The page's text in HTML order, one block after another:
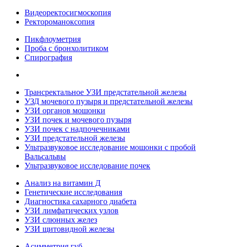
Видеоректосигмоскопия
Ректороманоксопия
Пикфлоуметрия
Проба с бронхолитиком
Спирография
Трансректальное УЗИ предстательной железы
УЗД мочевого пузыря и предстательной железы
УЗИ органов мошонки
УЗИ почек и мочевого пузыря
УЗИ почек с надпочечниками
УЗИ предстательной железы
Ультразвуковое исследование мошонки с пробой
Вальсальвы
Ультразвуковое исследование почек
Анализ на витамин Д
Генетические исследования
Диагностика сахарного диабета
УЗИ лимфатических узлов
УЗИ слюнных желез
УЗИ щитовидной железы